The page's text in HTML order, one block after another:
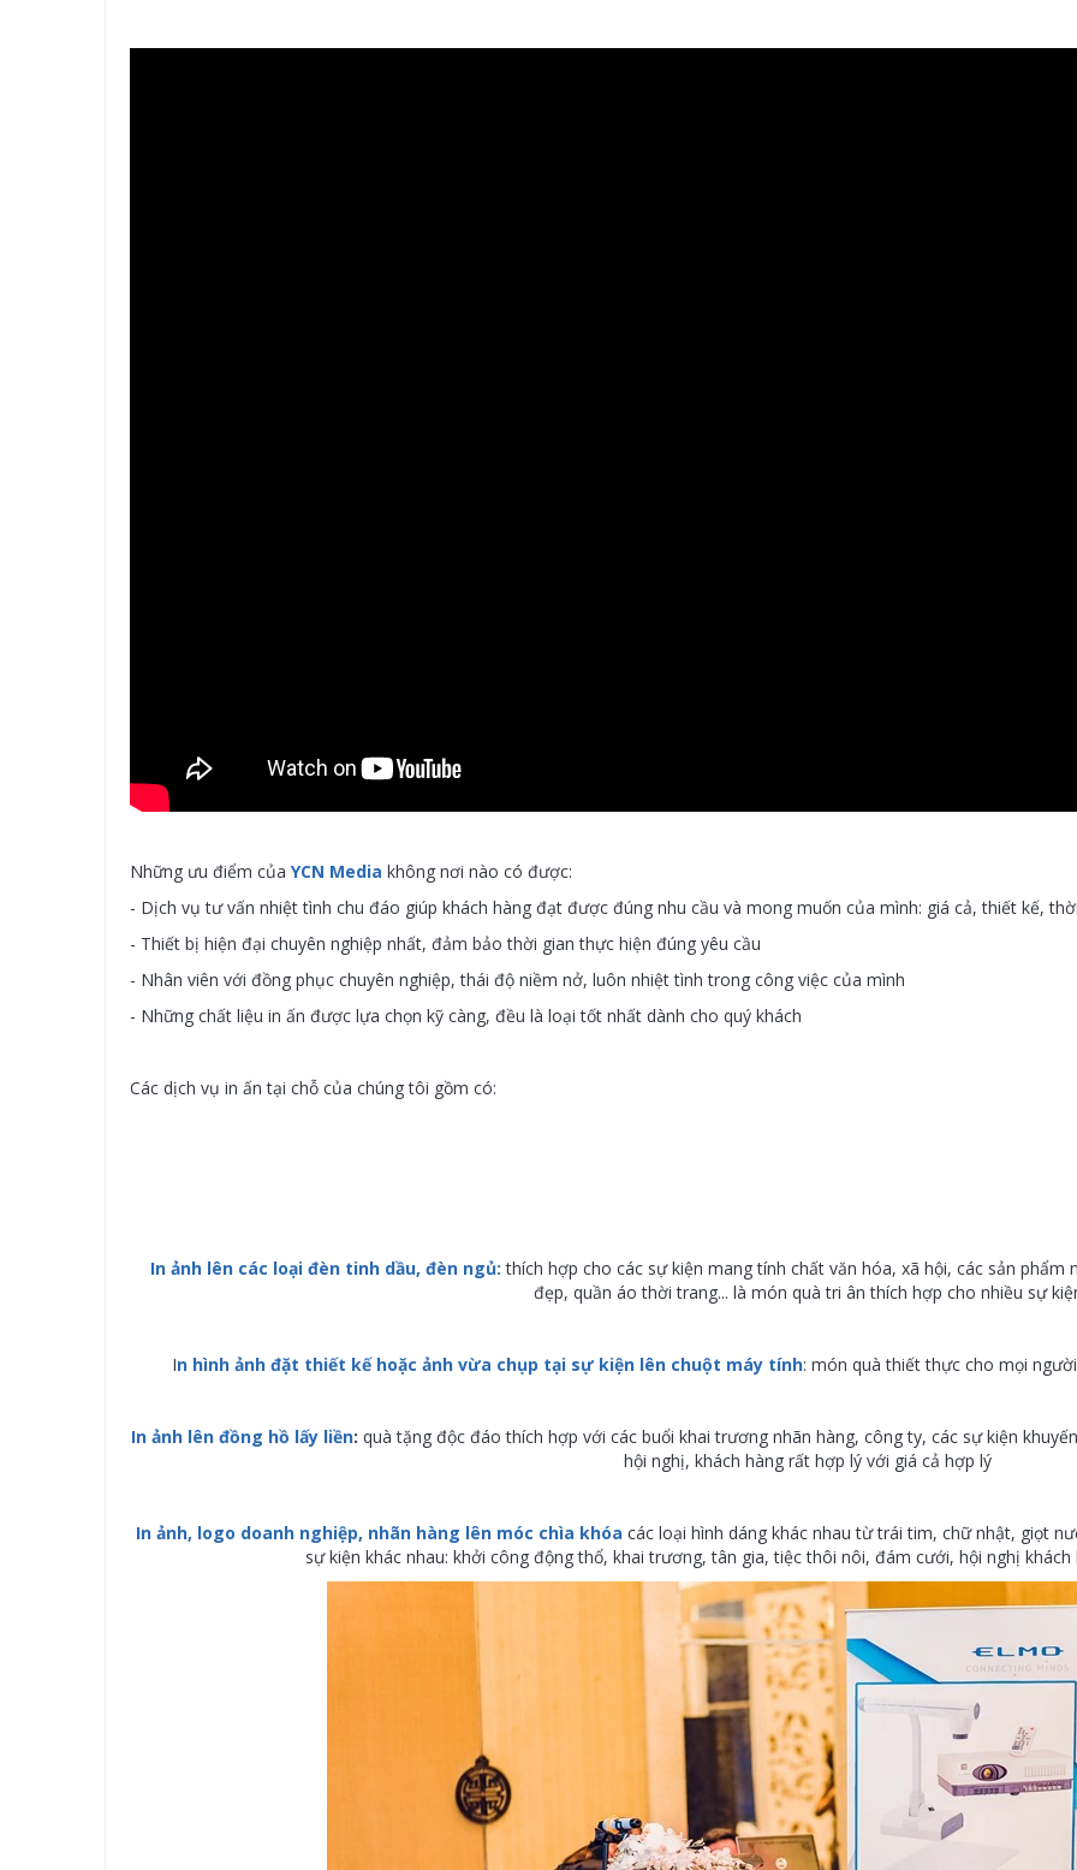
Những ưu điểm của YCN Media không nơi nào có được:
- Dịch vụ tư vấn nhiệt tình chu đáo giúp khách hàng đạt được đúng nhu cầu và mong muốn của mình: giá cả, thiết kế,
- Thiết bị hiện đại chuyên nghiệp nhất, đảm bảo thời gian thực hiện đúng yêu cầu
- Nhân viên với đồng phục chuyên nghiệp, thái độ niềm nở, luôn nhiệt tình trong công việc của mình
- Những chất liệu in ấn được lựa chọn kỹ càng, đều là loại tốt nhất dành cho quý khách
Các dịch vụ in ấn tại chỗ của chúng tôi gồm có:
In ảnh lên các loại đèn tinh dầu, đèn ngủ:thích hợp cho các sự kiện mang tính chất văn hóa, xã hội, các sản
đẹp, quần áo thời trang... là món quà tri ân thích hợp cho nhiều sự
In hình ảnh đặt thiết kế hoặc ảnh vừa chụp tại sự kiện lên chuột máy tính: món quà thiết thực cho mọi
In ảnh lên đồng hồ lấy liền: quà tặng độc đáo thích hợp với các buổi khai trương nhãn hàng, công ty, các sự kiện
hội nghị, khách hàng rất hợp lý với giá cả hợp lý
In ảnh, logo doanh nghiệp, nhãn hàng lên móc chìa khóa các loại hình dáng khác nhau từ trái tim, chữ nhật, giọt
sự kiện khác nhau: khởi công động thổ, khai trương, tân gia, tiệc thôi nôi, đám cưới, hội nghị